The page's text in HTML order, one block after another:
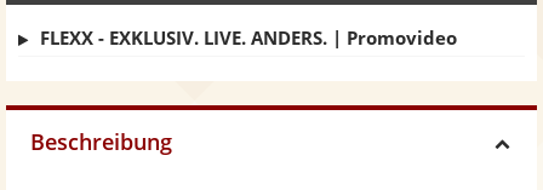
FLEXX - EXKLUSIV. LIVE. ANDERS. | Promovideo
Beschreibung